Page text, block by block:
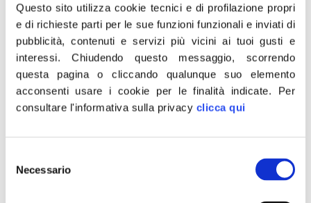
Questo sito utilizza cookie tecnici e di profilazione propri
e di richieste parti per le sue funzioni funzionali e inviati di
pubblicità, contenuti e servizi più vicini ai tuoi gusti e
interessi.Chiudendo questo messaggio, scorrendo
questa pagina o cliccando qualunque suo elemento
acconsenti usare i cookie per le finalità indicate. Per
consultare l'informativa sulla privacy clicca qui
delNecessario
maggiore bisogno. E la fotografia di un sentimento
diffuso in Italia, di gente che chiede all’Europa […]
Coronavirus, Meloni: Oggi
Italia onora memoria vittime
«Oggi l’Italia onora la memoria di tutte le vittime del
cari e amici che non ce l’hanno fatta. Non vi
dimenticheremo». È quanto scrive su Facebook il